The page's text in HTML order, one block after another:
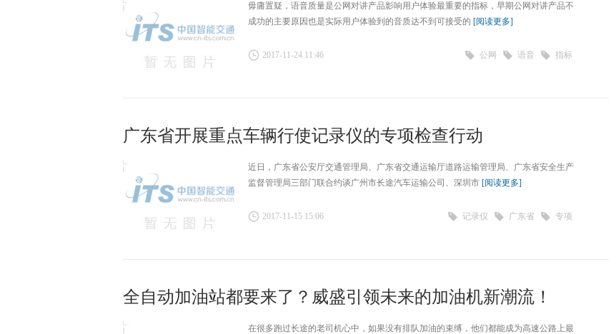
毋庸置疑，语音质量是公网对讲产品影响用户体验最重要的指标，早期公网对讲产品不
成功的主要原因也是实际用户体验到的音质达不到可接受的 [阅读更多]
2017-11-24 11:46 公网 语音 指标
广东省开展重点车辆行使记录仪的专项检查行动
近日，广东省公安厅交通管理局、广东省交通运输厅道路运输管理局、广东省安全生产
监督管理局三部门联合约谈广州市长途汽车运输公司、深圳市 [阅读更多]
2017-11-15 15:06 记录仪 广东省 专项
全自动加油站都要来了？威盛引领未来的加油机新潮流！
在很多跑过长途的老司机心中，如果没有排队加油的束缚，他们都能成为高速公路上最